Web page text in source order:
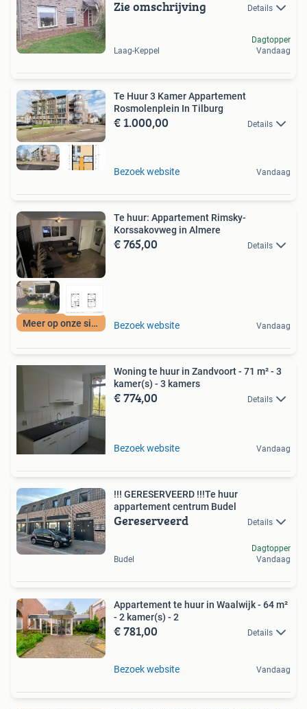
Zie omschrijving Details
Laag-Keppel
Dagtopper
Vandaag
Te Huur 3 Kamer Appartement
Rosmolenplein In Tilburg
€ 1.000,00 Details
Bezoek website Vandaag
Meer op onze site
Te huur: Appartement Rimsky-
Korssakovweg in Almere
€ 765,00 Details
Bezoek website Vandaag
Woning te huur in Zandvoort - 71 m² - 3
kamer(s) - 3 kamers
€ 774,00 Details
Bezoek website Vandaag
!!! GERESERVEERD !!!Te huur
appartement centrum Budel
Gereserveerd Details
Budel
Dagtopper
Vandaag
Appartement te huur in Waalwijk - 64 m²
- 2 kamer(s) - 2
€ 781,00 Details
Bezoek website Vandaag